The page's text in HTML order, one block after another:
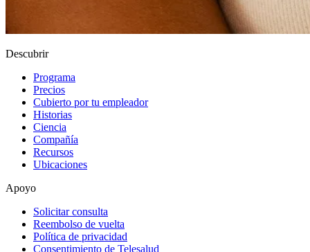
Descubrir
Programa
Precios
Cubierto por tu empleador
Historias
Ciencia
Compañía
Recursos
Ubicaciones
Apoyo
Solicitar consulta
Reembolso de vuelta
Política de privacidad
Consentimiento de Telesalud